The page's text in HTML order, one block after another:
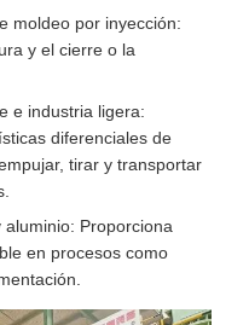
moldeo por inyección:
y el cierre o la
e industria ligera:
diferenciales de
tirar y transportar
Proporciona
en procesos como